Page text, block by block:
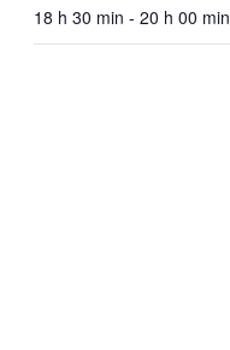
18 h 30 min - 20 h 00 min